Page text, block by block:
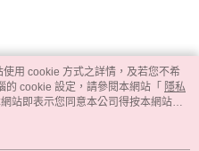
用 cookie 方式之詳情，及若您不希
cookie 設定，請參閱本網站「 隱私
站即表示您同意本公司得按本網站使